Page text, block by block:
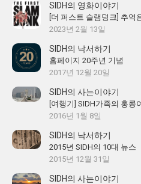
SIDH의 영화이야기
[더 퍼스트 슬램덩크] 추억
2023년 2월 13일
SIDH의 낙서하기
홈페이지 20주년 기념
2017년 12월 20일
SIDH의 사는이야기
[여행기] SIDH가족의 홍
2016년 1월 8일
SIDH의 낙서하기
2015년 SIDH의 10대 뉴스
2015년 12월 31일
SIDH의 사는이야기